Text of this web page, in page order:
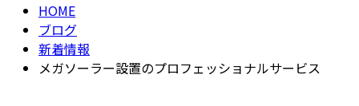
HOME
ブログ
新着情報
メガソーラー設置のプロフェッショナルサービス